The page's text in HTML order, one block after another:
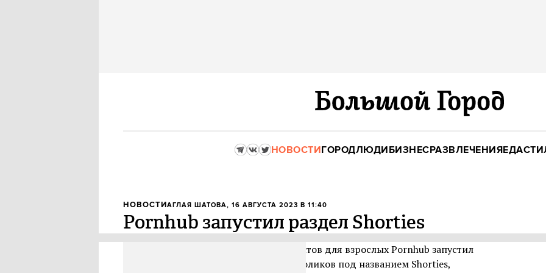
НОВОСТИГОРОДЛЮДИБИЗНЕСРАЗВЛЕЧЕНИЯЕДА
НОВОСТИАГЛАЯ ШАТОВА, 16 АВГУСТА 2023 В 11:40
Pornhub запустил раздел Shorties
Один из самых популярных в мире сайтов для взрослых Pornhub запустил
ленту коротких вертикальных видеороликов под названием Shorties,